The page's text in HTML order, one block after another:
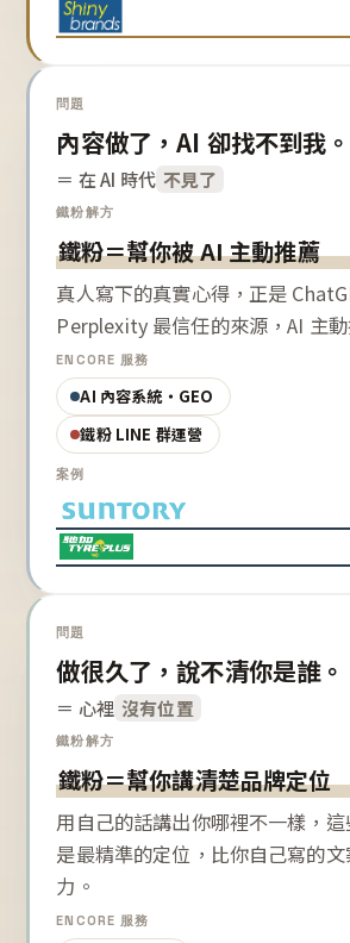
問題
內容做了，AI 卻找不到我。
＝ 在 AI 時代 不見了
鐵粉解方
鐵粉＝幫你被 AI 主動推薦
真人寫下的真實心得，正是
Perplexity 最信任的來源，AI 主動
ENCORE 服務
AI 內容系統・GEO
鐵粉 LINE 群運營
案例
問題
做很久了，說不清你是誰。
＝ 心裡 沒有位置
鐵粉解方
鐵粉＝幫你講清楚品牌定位
用自己的話講出你哪裡不一樣，
是最精準的定位，比你自己寫的
力。
ENCORE 服務